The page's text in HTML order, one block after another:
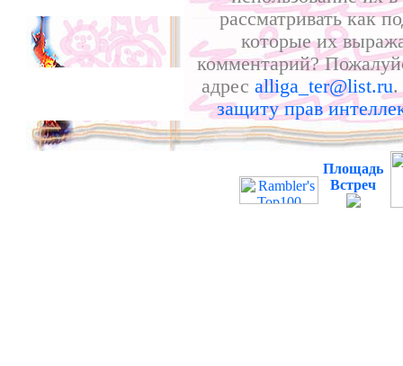
рассматривать как
которые их
комментарий?
адрес alliga_ter@list.ru.
защиту прав
Площадь
Встреч